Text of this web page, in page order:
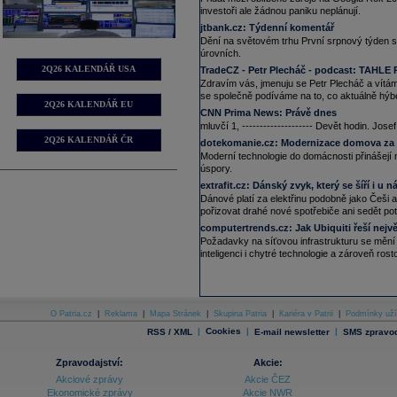
2Q26 KALENDÁŘ USA
2Q26 KALENDÁŘ EU
2Q26 KALENDÁŘ ČR
14.04.2026
16:06
Mezinárodníměnovýfond (MMF)
domácí produkt(HDP) se zvýší o
globální ekonomiky. Ještě loni na
scénáři, pokud válka na Blízkém
09.04.2026
17:18 Mezinárodníměnový fond příští
pro vývoj světové ekonomiky.
stavu globální ekonomiky před
týden. V lednu fond zlepšil odhad
na 3,3 procenta. Zároveň potvrdil,
domácího produktu (HDP) o 3,2
17:33 Největší distributor potravin v USA
Restaurant Depot za 29 miliardUSD
restaurace (ČTK)
25.03.2026
12:21 Home Depot- Ex......
23.03.2026
slovenský Home Credit, loni stoupl
25.02.2026
24.02.2026
Home Depot
(Bloomberg)
investoři ale žádnou paniku neplánují.
jtbank.cz: Týdenní komentář
Dění na světovém trhu První srpnový týden
úrovních.
TradeCZ - Petr Plecháč - podcast: TAHLE
Zdravím vás, jmenuju se Petr Plecháč a
se společně podíváme na to, co aktuálně
CNN Prima News: Právě dnes
mluvčí 1, -------------------- Devět hodin.
dotekomanie.cz: Modernizace domova
Moderní technologie do domácnosti
úspory.
extrafit.cz: Dánský zvyk, který se šíří i u
Dánové platí za elektřinu podobně jako Češi
pořizovat drahé nové spotřebiče ani sedět
computertrends.cz: Jak Ubiquiti řeší
Požadavky na síťovou infrastrukturu se
inteligenci i chytré technologie a zároveň
O Patria.cz Reklama Mapa Stránek Skupina Patria Kariéra v Patrii Podmínky
RSS / XML | Cookies | E-mail newsletter | SMS
Zpravodajství:
Akciové zprávy
Ekonomické zprávy
Akcie:
Akcie ČEZ
Akcie NWR